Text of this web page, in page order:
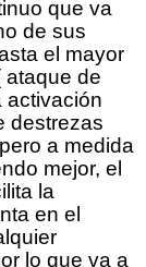
que va
de sus
el mayor
ataque de
activación
destrezas
a medida
mejor, el
la
en el
lo que va a